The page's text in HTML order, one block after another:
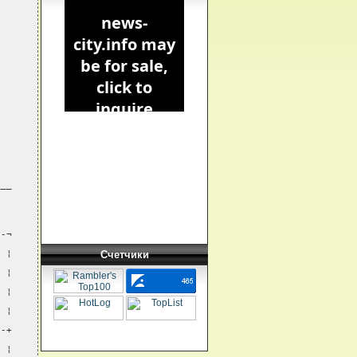
¬
¦
¦
¦
+
Счетчики